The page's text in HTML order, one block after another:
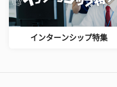
インターンシップ特集